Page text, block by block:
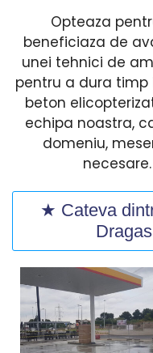
Opteaza
beneficiaza de
unei tehnici de
pentru a dura timp
beton
echipa noastra,
domeniu,
necesare.
★ Cateva